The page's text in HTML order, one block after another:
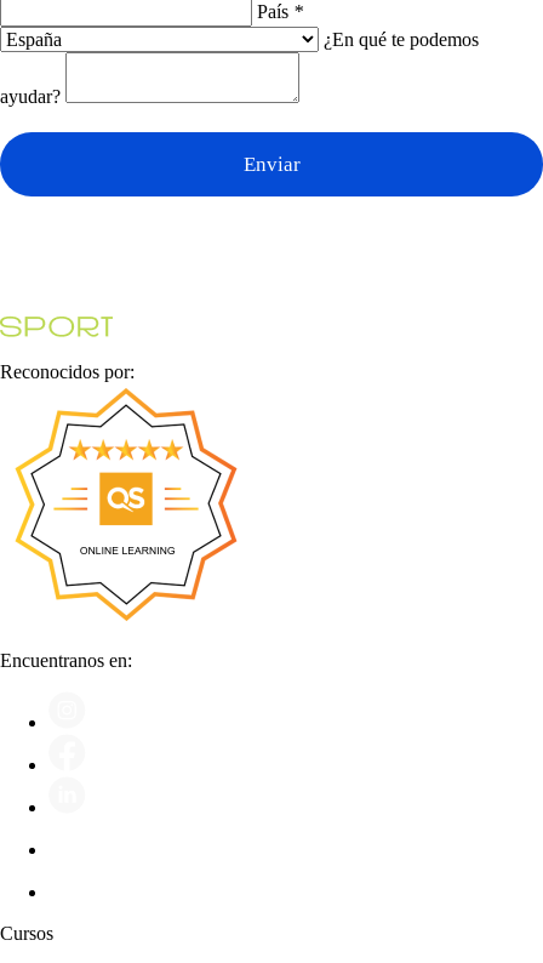
País *
¿En qué te podemos
ayudar?
Enviar
Reconocidos por:
Encuentranos en:
Cursos